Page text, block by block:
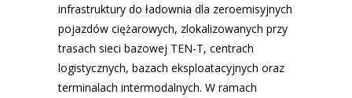
infrastruktury do ładownia dla zeroemisyjnych
pojazdów ciężarowych, zlokalizowanych przy
trasach sieci bazowej TEN-T, centrach
logistycznych, bazach eksploatacyjnych oraz
terminalach intermodalnych. W ramach